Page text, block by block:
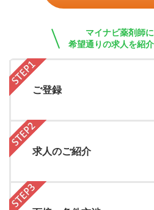
マイナビ薬剤師
希望通りの求人を紹
ご登録
求人のご紹介